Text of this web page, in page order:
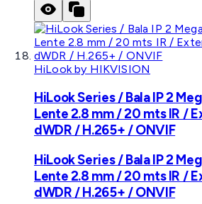
HiLook by HIKVISION
HiLook Series / Bala IP 2
Lente 2.8 mm / 20 mts IR /
dWDR / H.265+ / ONVIF
HiLook Series / Bala IP 2
Lente 2.8 mm / 20 mts IR /
dWDR / H.265+ / ONVIF